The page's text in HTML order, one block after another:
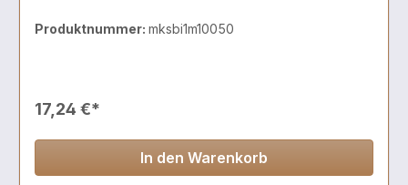
Produktnummer: mksbi1m10050
17,24 €*
In den Warenkorb